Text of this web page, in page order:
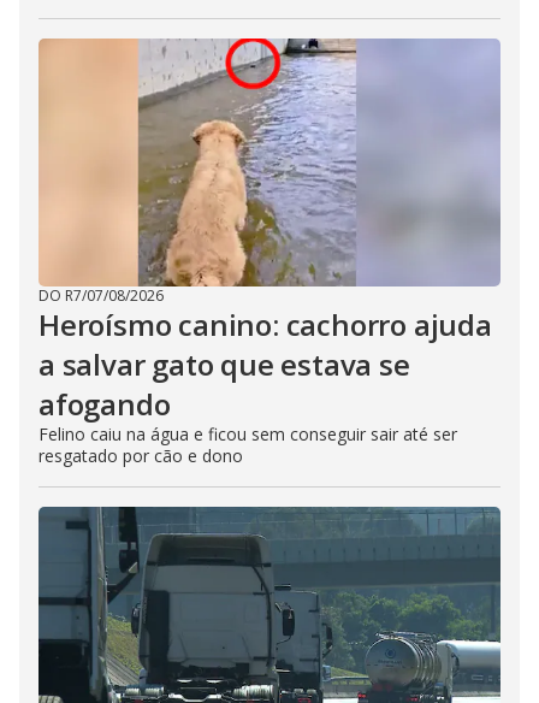
DO R7/07/08/2026
Heroísmo canino: cachorro ajuda
a salvar gato que estava se
afogando
Felino caiu na água e ficou sem conseguir sair até ser
resgatado por cão e dono